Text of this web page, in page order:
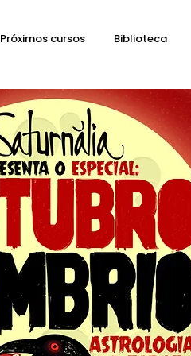
Próximos cursos Biblioteca